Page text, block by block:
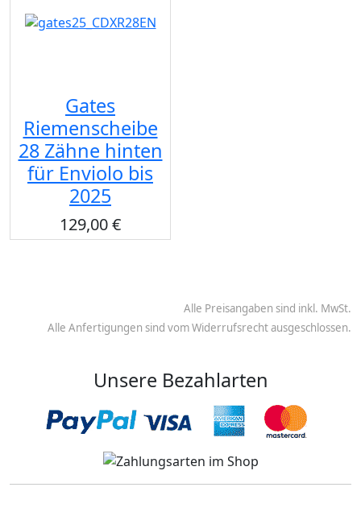
Gates
Riemenscheibe
28 Zähne hinten
für Enviolo bis
2025
129,00 €
Alle Preisangaben sind inkl. MwSt.
Alle Anfertigungen sind vom Widerrufsrecht ausgeschlossen.
Unsere Bezahlarten